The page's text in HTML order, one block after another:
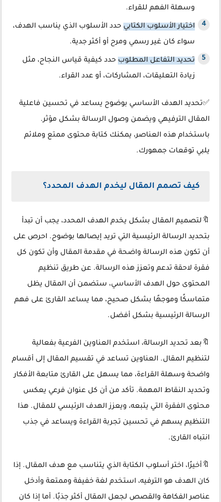
وسهلة الفهم للقراء.
اختيار الأسلوب الكتابي حدد الأسلوب الذي يناسب الهدف،
سواء كان غير رسمي ومرح أو أكثر جدية.
تحديد التفاعل المطلوب حدد كيفية قياس النجاح، مثل
زيادة التعليقات، المشاركات، أو عدد القراء.
✅تحديد الهدف الأساسي بوضوح يساعد في تحسين فاعلية
المقال الترفيهي ويضمن وصول الرسالة بشكل مؤثر.
باستخدام هذه العناصر، يمكنك كتابة محتوى ممتع وملائم
يلبي توقعات جمهورك.
كيف تصمم المقال ليخدم الهدف المحدد؟
🔖لتصميم المقال بشكل يخدم الهدف المحدد، يجب أن تبدأ
بتحديد الرسالة الرئيسية التي تريد إيصالها بوضوح. احرص على
أن تكون هذه الرسالة واضحة في مقدمة المقال وأن تكون كل
فقرة لاحقة تدعم وتعزز هذه الرسالة. عن طريق تنظيم
المحتوى حول الهدف الأساسي، ستضمن أن المقال يظل
متماسكًا وموجهًا بشكل صحيح، مما يساعد القارئ على فهم
الرسالة الرئيسية بشكل أفضل.
🔖بعد تحديد الرسالة، استخدم العناوين الفرعية بفعالية
لتنظيم المقال. العناوين تساعد في تقسيم المقال إلى أقسام
واضحة وسهلة القراءة، مما يسهل على القارئ متابعة الأفكار
وتحديد النقاط المهمة. تأكد من أن كل عنوان فرعي يعكس
محتوى الفقرة التي يتبعه، ويعزز الهدف الرئيسي للمقال. هذا
التنظيم يسهم في تحسين تجربة القراءة ويساعد في جذب
انتباه القارئ.
🔖أخيرًا، اختر أسلوب الكتابة الذي يتناسب مع هدف المقال. إذا
كان الهدف هو الترفيه، استخدم لغة خفيفة وممتعة وأدخل
عناصر الفكاهة والقصص لجعل المقال أكثر جذبًا. أما إذا كان